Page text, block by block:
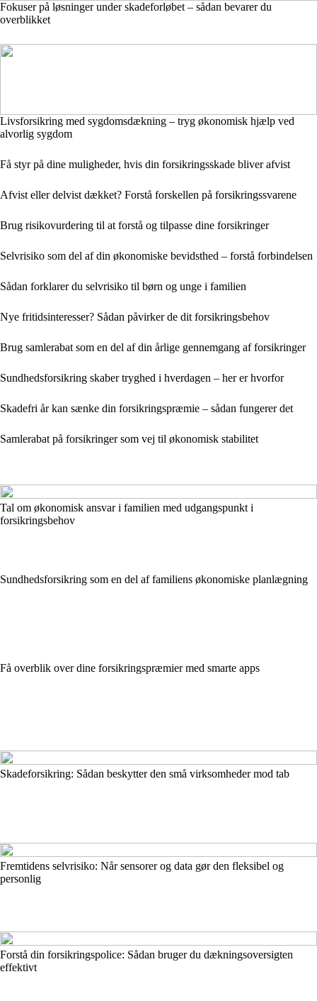
Fokuser på løsninger under skadeforløbet – sådan bevarer du
overblikket
Livsforsikring med sygdomsdækning – tryg økonomisk hjælp ved
alvorlig sygdom
Få styr på dine muligheder, hvis din forsikringsskade bliver afvist
Afvist eller delvist dækket? Forstå forskellen på forsikringssvarene
Brug risikovurdering til at forstå og tilpasse dine forsikringer
Selvrisiko som del af din økonomiske bevidsthed – forstå forbindelsen
Sådan forklarer du selvrisiko til børn og unge i familien
Nye fritidsinteresser? Sådan påvirker de dit forsikringsbehov
Brug samlerabat som en del af din årlige gennemgang af forsikringer
Sundhedsforsikring skaber tryghed i hverdagen – her er hvorfor
Skadefri år kan sænke din forsikringspræmie – sådan fungerer det
Samlerabat på forsikringer som vej til økonomisk stabilitet
Tal om økonomisk ansvar i familien med udgangspunkt i
forsikringsbehov
Sundhedsforsikring som en del af familiens økonomiske planlægning
Få overblik over dine forsikringspræmier med smarte apps
Skadeforsikring: Sådan beskytter den små virksomheder mod tab
Fremtidens selvrisiko: Når sensorer og data gør den fleksibel og
personlig
Forstå din forsikringspolice: Sådan bruger du dækningsoversigten
effektivt